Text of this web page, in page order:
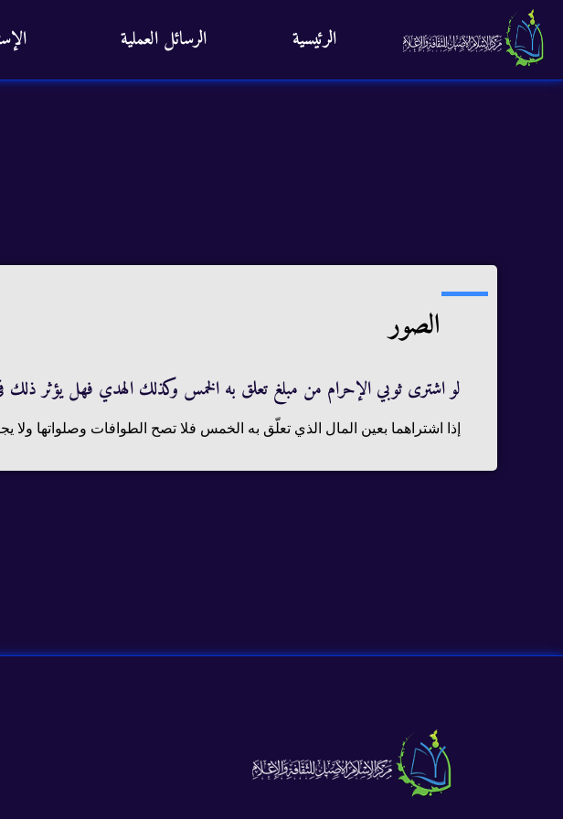
الرئيسية الرسائل العملية
الصور
لو اشترى ثوبي الإحرام من مبلغ تعلق به الخمس وكذلك الهدي فهل يؤثر
إذا اشتراهما بعين المال الذي تعلّق به الخمس فلا تصح الطوافات وصلواتها